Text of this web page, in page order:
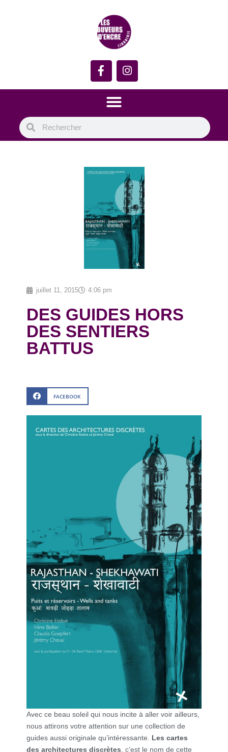
juillet 11, 2015 4:06 pm
DES GUIDES HORS
DES SENTIERS
BATTUS
FACEBOOK
Avec ce beau soleil qui nous incite à aller voir ailleurs,
nous attirons votre attention sur une collection de
guides aussi originale qu’intéressante. Les cartes
des architectures discrètes , c’est le nom de cette